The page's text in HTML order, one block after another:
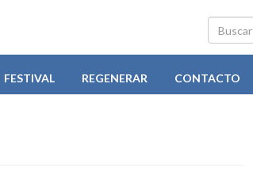
Buscar
FESTIVAL REGENERAR CONTACTO